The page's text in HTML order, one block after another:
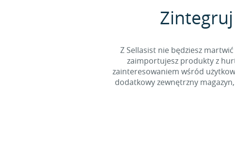
Z Sellasist nie będziesz
zaimportujesz produkty z
zainteresowaniem wśród
dodatkowy zewnętrzny